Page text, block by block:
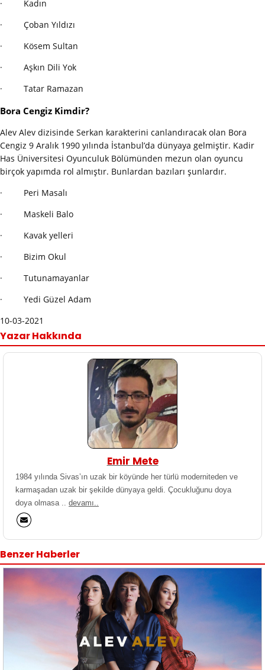
· Kadın
· Çoban Yıldızı
· Kösem Sultan
· Aşkın Dili Yok
· Tatar Ramazan
Bora Cengiz Kimdir?
Alev Alev dizisinde Serkan karakterini canlandıracak olan Bora
Cengiz 9 Aralık 1990 yılında İstanbul’da dünyaya gelmiştir. Kadir
Has Üniversitesi Oyunculuk Bölümünden mezun olan oyuncu
birçok yapımda rol almıştır. Bunlardan bazıları şunlardır.
· Peri Masalı
· Maskeli Balo
· Kavak yelleri
· Bizim Okul
· Tutunamayanlar
· Yedi Güzel Adam
10-03-2021
Yazar Hakkında
Emir Mete
1984 yılında Sivas’ın uzak bir köyünde her türlü moderniteden ve
karmaşadan uzak bir şekilde dünyaya geldi. Çocukluğunu doya
doya olmasa .. devamı..
Benzer Haberler